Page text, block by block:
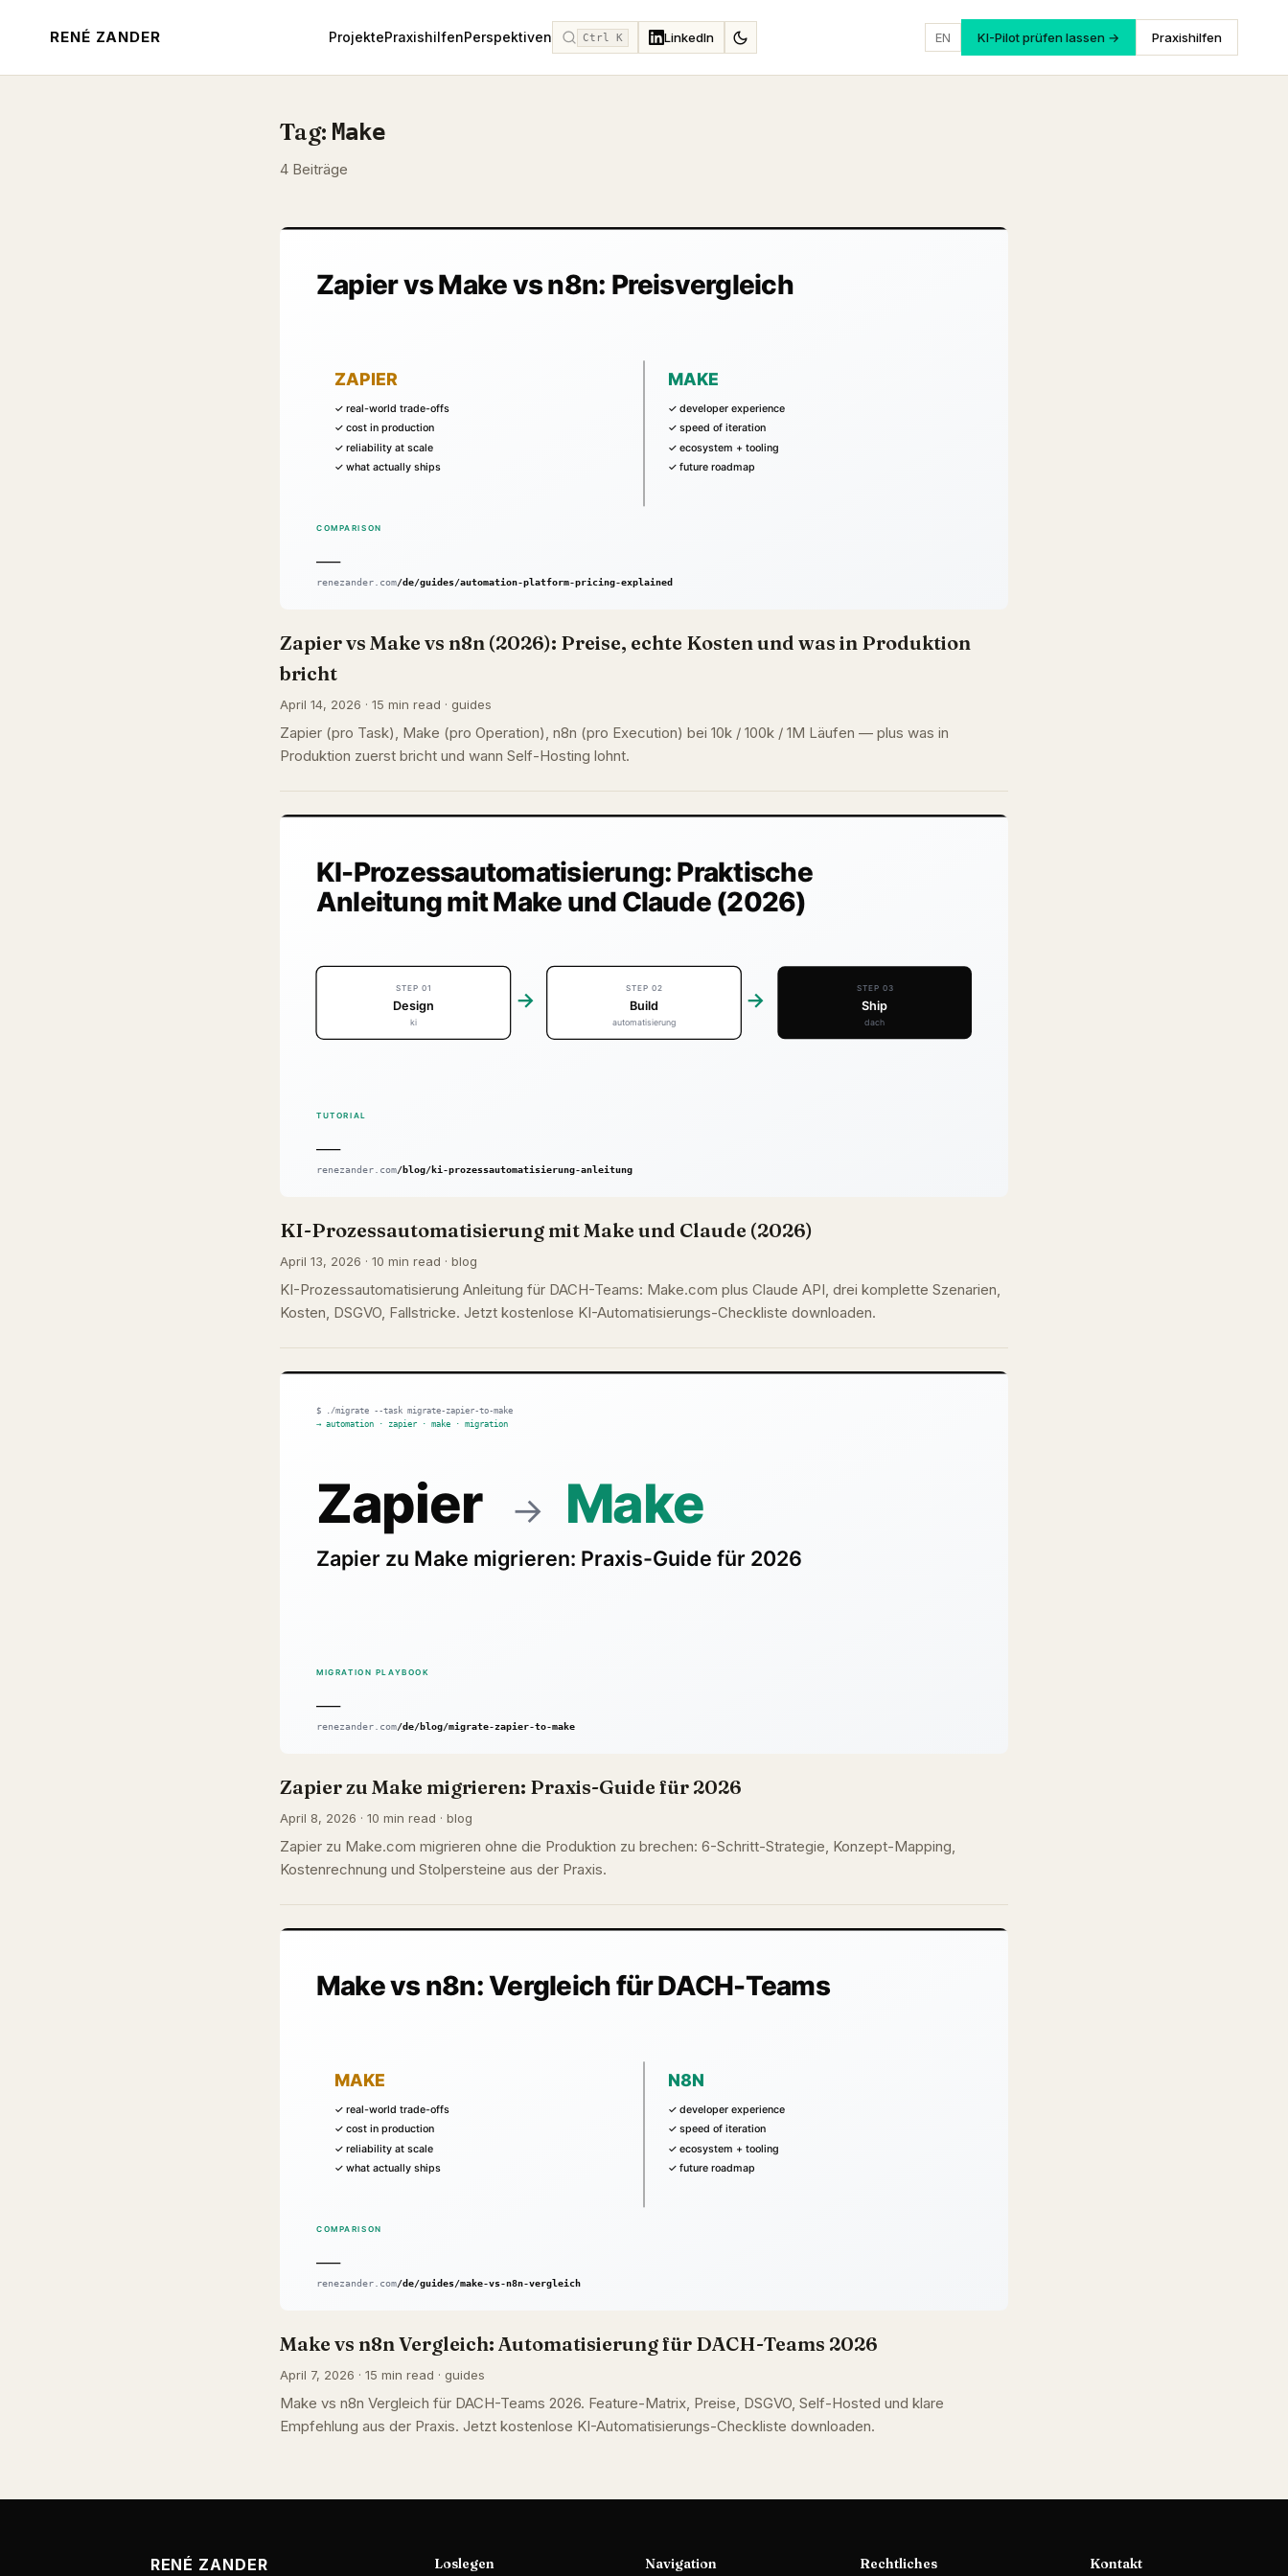
RENÉ ZANDER ProjektePraxishilfenPerspektiven Ctrl K LinkedIn EN KI-Pilot prüfen lassen → Praxishilfen
Tag: Make
4 Beiträge
Zapier vs Make vs n8n (2026): Preise, echte Kosten und was in Produktion
bricht
April 14, 2026 · 15 min read · guides
Zapier (pro Task), Make (pro Operation), n8n (pro Execution) bei 10k / 100k / 1M Läufen — plus was in
Produktion zuerst bricht und wann Self-Hosting lohnt.
KI-Prozessautomatisierung mit Make und Claude (2026)
April 13, 2026 · 10 min read · blog
KI-Prozessautomatisierung Anleitung für DACH-Teams: Make.com plus Claude API, drei komplette Szenarien,
Kosten, DSGVO, Fallstricke. Jetzt kostenlose KI-Automatisierungs-Checkliste downloaden.
Zapier zu Make migrieren: Praxis-Guide für 2026
April 8, 2026 · 10 min read · blog
Zapier zu Make.com migrieren ohne die Produktion zu brechen: 6-Schritt-Strategie, Konzept-Mapping,
Kostenrechnung und Stolpersteine aus der Praxis.
Make vs n8n Vergleich: Automatisierung für DACH-Teams 2026
April 7, 2026 · 15 min read · guides
Make vs n8n Vergleich für DACH-Teams 2026. Feature-Matrix, Preise, DSGVO, Self-Hosted und klare
Empfehlung aus der Praxis. Jetzt kostenlose KI-Automatisierungs-Checkliste downloaden.
RENÉ ZANDER Loslegen Navigation Rechtliches Kontakt